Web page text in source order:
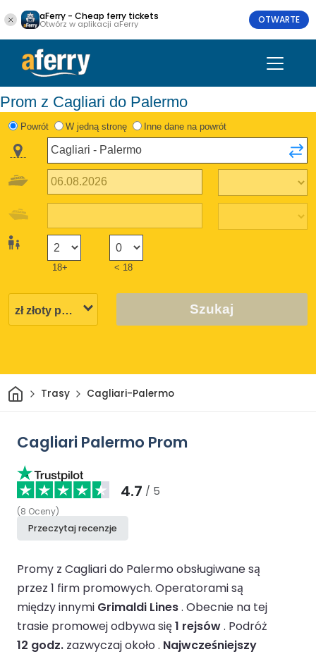
aFerry - Cheap ferry tickets
Otwórz w aplikacji aFerry OTWARTE
Prom z Cagliari do Palermo
Powrót W jedną stronę Inne dane na powrót
18+ < 18
Szukaj
DomTrasy Cagliari-Palermo
Cagliari Palermo Prom
4.7 / 5
(8 Oceny)
Przeczytaj recenzje
Promy z Cagliari do Palermo obsługiwane są
przez 1 firm promowych. Operatorami są
między innymi Grimaldi Lines. Obecnie na tej
trasie promowej odbywa się1 rejsów. Podróż
12 godz. zazwyczaj około . Najwcześniejszy